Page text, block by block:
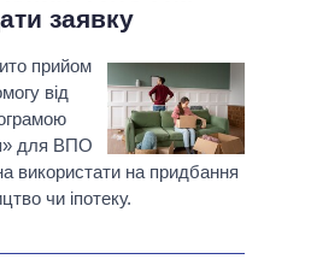
заявку
прийом
від
для ВПО
використати на придбання
чи іпотеку.